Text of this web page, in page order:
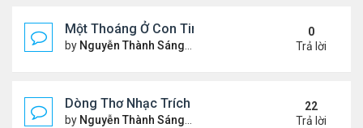
Một Thoáng Ở Con Tim
by Nguyễn Thành Sáng Chủ nhật Tháng 8 25, 2024
0
Trả lời
Dòng Thơ Nhạc Trích Đoạn
by Nguyễn Thành Sáng Thứ 6 Tháng 3 15, 2024 9:53
22
Trả lời